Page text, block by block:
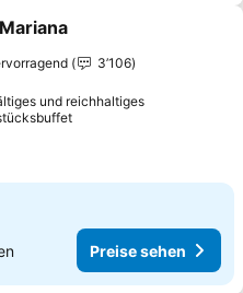
Favoriten hinzufügen
3’106
und reichhaltiges
Preise sehen